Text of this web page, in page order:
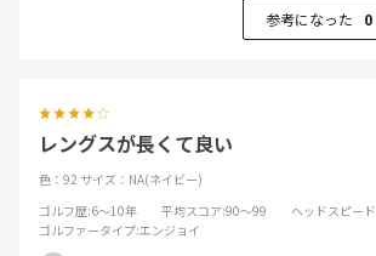
参考になった 0
レングスが長くて良い
色：92 サイズ：NA(ネイビー)
ゴルフ歴:6～10年 平均スコア:90～99 ヘッドスピード
ゴルファータイプ:エンジョイ